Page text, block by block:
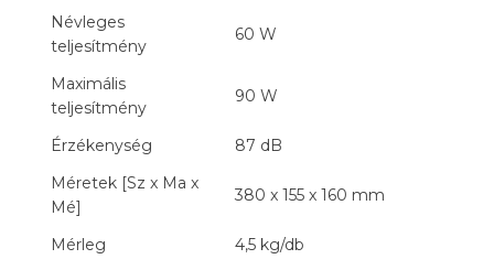
Névleges
teljesítmény
60 W
Maximális
teljesítmény
90 W
Érzékenység
87 dB
Méretek [Sz x Ma x
Mé]
380 x 155 x 160 mm
Mérleg 4,5 kg/db